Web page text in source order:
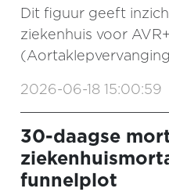
Dit figuur geeft
ziekenhuis voor
2026-06-18 15:00:59
30-daagse
funnelplot